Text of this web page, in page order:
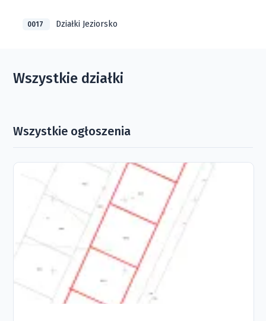
0017 Działki Jeziorsko
Wszystkie działki
Wszystkie ogłoszenia